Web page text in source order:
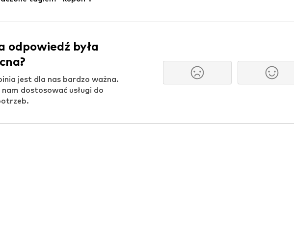
odpowiedź była
jest dla nas bardzo ważna.
dostosować usługi do